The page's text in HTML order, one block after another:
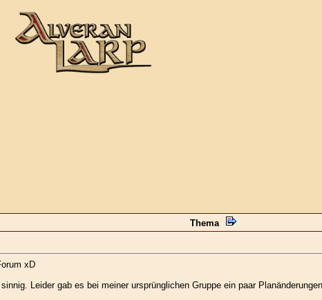
Thema
xD
Leider gab es bei meiner ursprünglichen Gruppe ein paar